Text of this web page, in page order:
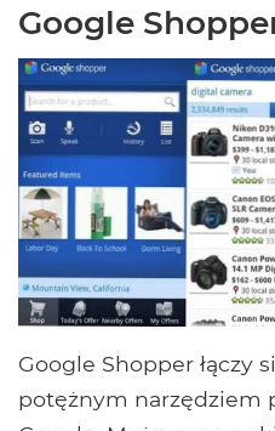
Google
Google Shopper łączy
potężnym narzędziem